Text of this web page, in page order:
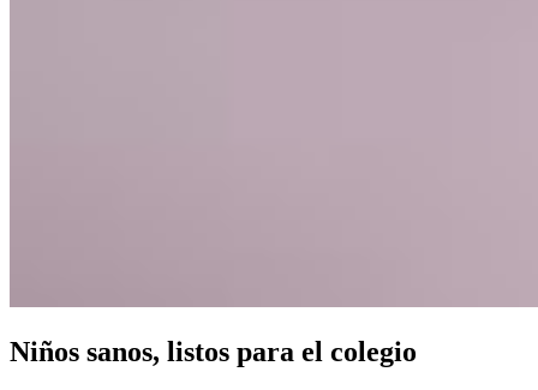
Niños sanos, listos para el colegio